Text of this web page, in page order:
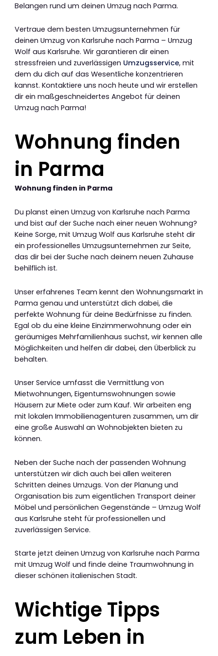
Belangen rund um deinen Umzug nach Parma.
Vertraue dem besten Umzugsunternehmen für
deinen Umzug von Karlsruhe nach Parma – Umzug
Wolf aus Karlsruhe. Wir garantieren dir einen
stressfreien und zuverlässigen Umzugsservice, mit
dem du dich auf das Wesentliche konzentrieren
kannst. Kontaktiere uns noch heute und wir erstellen
dir ein maßgeschneidertes Angebot für deinen
Umzug nach Parma!
Wohnung finden
in Parma
Wohnung finden in Parma
Du planst einen Umzug von Karlsruhe nach Parma
und bist auf der Suche nach einer neuen Wohnung?
Keine Sorge, mit Umzug Wolf aus Karlsruhe steht dir
ein professionelles Umzugsunternehmen zur Seite,
das dir bei der Suche nach deinem neuen Zuhause
behilflich ist.
Unser erfahrenes Team kennt den Wohnungsmarkt in
Parma genau und unterstützt dich dabei, die
perfekte Wohnung für deine Bedürfnisse zu finden.
Egal ob du eine kleine Einzimmerwohnung oder ein
geräumiges Mehrfamilienhaus suchst, wir kennen alle
Möglichkeiten und helfen dir dabei, den Überblick zu
behalten.
Unser Service umfasst die Vermittlung von
Mietwohnungen, Eigentumswohnungen sowie
Häusern zur Miete oder zum Kauf. Wir arbeiten eng
mit lokalen Immobilienagenturen zusammen, um dir
eine große Auswahl an Wohnobjekten bieten zu
können.
Neben der Suche nach der passenden Wohnung
unterstützen wir dich auch bei allen weiteren
Schritten deines Umzugs. Von der Planung und
Organisation bis zum eigentlichen Transport deiner
Möbel und persönlichen Gegenstände – Umzug Wolf
aus Karlsruhe steht für professionellen und
zuverlässigen Service.
Starte jetzt deinen Umzug von Karlsruhe nach Parma
mit Umzug Wolf und finde deine Traumwohnung in
dieser schönen italienischen Stadt.
Wichtige Tipps
zum Leben in